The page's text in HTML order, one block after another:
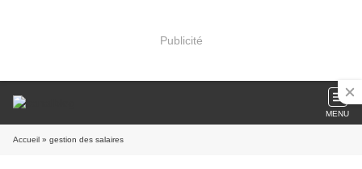
Publicité
MENU
Accueil » gestion des salaires